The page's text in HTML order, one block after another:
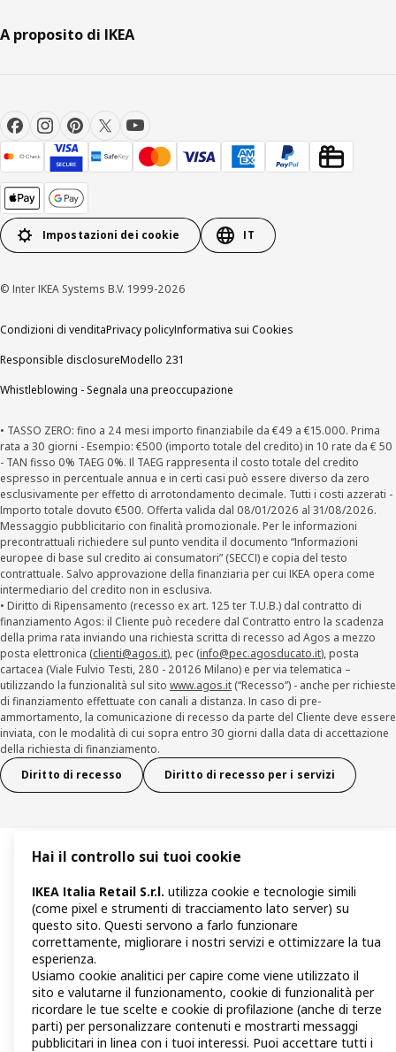
A proposito di IKEA
Impostazioni dei cookie IT
© Inter IKEA Systems B.V. 1999-2026
Condizioni di venditaPrivacy policyInformativa sui Cookies
Responsible disclosureModello 231
Whistleblowing - Segnala una preoccupazione
• TASSO ZERO: fino a 24 mesi importo finanziabile da €49 a €15.000. Prima
rata a 30 giorni - Esempio: €500 (importo totale del credito) in 10 rate da € 50
- TAN fisso 0% TAEG 0%. Il TAEG rappresenta il costo totale del credito
espresso in percentuale annua e in certi casi può essere diverso da zero
esclusivamente per effetto di arrotondamento decimale. Tutti i costi azzerati -
Importo totale dovuto €500. Offerta valida dal 08/01/2026 al 31/08/2026.
Messaggio pubblicitario con finalità promozionale. Per le informazioni
precontrattuali richiedere sul punto vendita il documento “Informazioni
europee di base sul credito ai consumatori” (SECCI) e copia del testo
contrattuale. Salvo approvazione della finanziaria per cui IKEA opera come
intermediario del credito non in esclusiva.
• Diritto di Ripensamento (recesso ex art. 125 ter T.U.B.) dal contratto di
finanziamento Agos: il Cliente può recedere dal Contratto entro la scadenza
della prima rata inviando una richiesta scritta di recesso ad Agos a mezzo
posta elettronica (clienti@agos.it), pec (info@pec.agosducato.it), posta
cartacea (Viale Fulvio Testi, 280 - 20126 Milano) e per via telematica –
utilizzando la funzionalità sul sito www.agos.it (“Recesso”) - anche per richieste
di finanziamento effettuate con canali a distanza. In caso di pre-
ammortamento, la comunicazione di recesso da parte del Cliente deve essere
inviata, con le modalità di cui sopra entro 30 giorni dalla data di accettazione
della richiesta di finanziamento.
Diritto di recesso
Diritto di recesso per i servizi
Hai il controllo sui tuoi cookie
IKEA Italia Retail S.r.l. utilizza cookie e tecnologie simili
(come pixel e strumenti di tracciamento lato server) su
questo sito. Questi servono a farlo funzionare
correttamente, migliorare i nostri servizi e ottimizzare la tua
esperienza.
Usiamo cookie analitici per capire come viene utilizzato il
sito e valutarne il funzionamento, cookie di funzionalità per
ricordare le tue scelte e cookie di profilazione (anche di terze
parti) per personalizzare contenuti e mostrarti messaggi
pubblicitari in linea con i tuoi interessi. Puoi accettare tutti i